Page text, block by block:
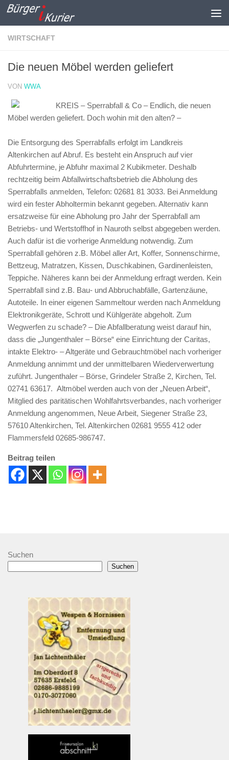
Zum Inhalt springen
WIRTSCHAFT
Die neuen Möbel werden geliefert
VON WWA
KREIS – Sperrabfall & Co – Endlich, die neuen
Möbel werden geliefert. Doch wohin mit den alten? –
Die Entsorgung des Sperrabfalls erfolgt im Landkreis
Altenkirchen auf Abruf. Es besteht ein Anspruch auf vier
Abfuhrtermine, je Abfuhr maximal 2 Kubikmeter. Deshalb
rechtzeitig beim Abfallwirtschaftsbetrieb die Abholung des
Sperrabfalls anmelden, Telefon: 02681 81 3033. Bei Anmeldung
wird ein fester Abholtermin bekannt gegeben. Alternativ kann
ersatzweise für eine Abholung pro Jahr der Sperrabfall am
Betriebs- und Wertstoffhof in Nauroth selbst abgegeben werden.
Auch dafür ist die vorherige Anmeldung notwendig. Zum
Sperrabfall gehören z.B. Möbel aller Art, Koffer, Sonnenschirme,
Bettzeug, Matratzen, Kissen, Duschkabinen, Gardinenleisten,
Teppiche. Näheres kann bei der Anmeldung erfragt werden. Kein
Sperrabfall sind z.B. Bau- und Abbruchabfälle, Gartenzäune,
Autoteile. In einer eigenen Sammeltour werden nach Anmeldung
Elektronikgeräte, Schrott und Kühlgeräte abgeholt. Zum
Wegwerfen zu schade? – Die Abfallberatung weist darauf hin,
dass die „Jungenthaler – Börse“ eine Einrichtung der Caritas,
intakte Elektro- – Altgeräte und Gebrauchtmöbel nach vorheriger
Anmeldung annimmt und der unmittelbaren Wiederverwertung
zuführt. Jungenthaler – Börse, Grindeler Straße 2, Kirchen, Tel.
02741 63617. Altmöbel werden auch von der „Neuen Arbeit“,
Mitglied des paritätischen Wohlfahrtsverbandes, nach vorheriger
Anmeldung angenommen, Neue Arbeit, Siegener Straße 23,
57610 Altenkirchen, Tel. Altenkirchen 02681 9555 412 oder
Flammersfeld 02685-986747.
Beitrag teilen
Suchen
Suchen